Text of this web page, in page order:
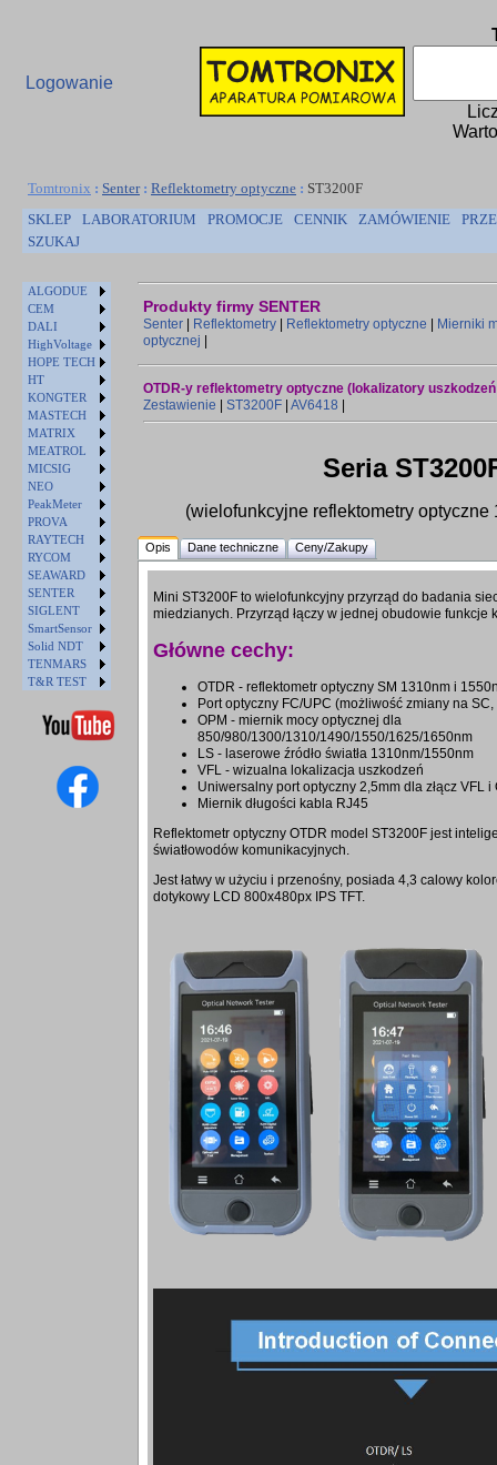
Logowanie
Tomtronix : Senter: Reflektometry optyczne : ST3200F
SKLEP
LABORATORIUM PROMOCJE CENNIK ZAMÓWIENIE
SZUKAJ
ALGODUE
CEM
DALI
HighVoltage
HOPE TECH
HT
KONGTER
MASTECH
MATRIX
MEATROL
MICSIG
NEO
PeakMeter
PROVA
RAYTECH
RYCOM
SEAWARD
SENTER
SIGLENT
SmartSensor
Solid NDT
TENMARS
T&R TEST
Produkty firmy SENTER
Senter Reflektometry Reflektometry optyczne
Mierniki
optycznej
OTDR-y reflektometry optyczne (lokalizatory uszkodzeń
Zestawienie
ST3200F AV6418
Seria
(wielofunkcyjne reflektometry optyczne
Opis Dane techniczne Ceny/Zakupy
Mini ST3200F to wielofunkcyjny przyrząd do badania
miedzianych. Przyrząd łączy w jednej obudowie funkcje
Główne cechy:
OTDR - reflektometr optyczny SM 1310nm i
Port optyczny FC/UPC (możliwość zmiany na SC,
OPM - miernik mocy optycznej dla
850/980/1300/1310/1490/1550/1625/1650nm
LS - laserowe źródło światła 1310nm/1550nm
VFL - wizualna lokalizacja uszkodzeń
Uniwersalny port optyczny 2,5mm dla złącz VFL i
Miernik długości kabla RJ45
Reflektometr optyczny OTDR model ST3200F jest
światłowodów komunikacyjnych.
Jest łatwy w użyciu i przenośny, posiada 4,3 calowy
dotykowy LCD 800x480px IPS TFT.